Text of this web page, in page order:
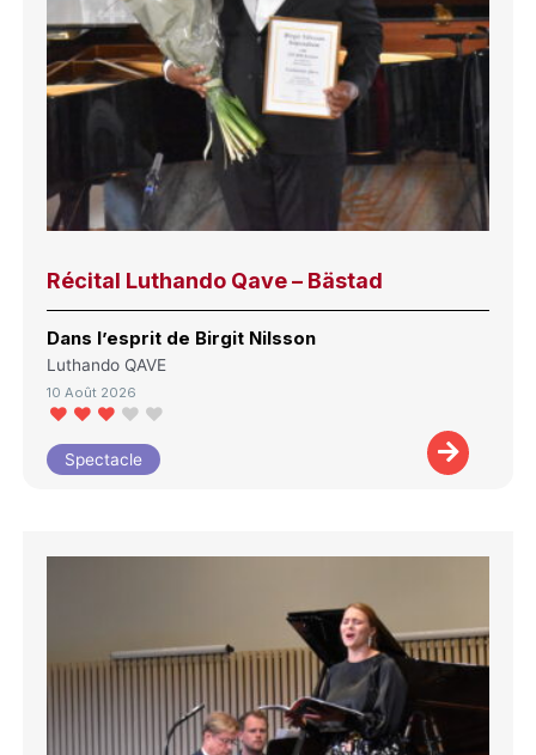
Récital Luthando Qave – Bästad
Dans l’esprit de Birgit Nilsson
Luthando QAVE
10 Août 2026
Spectacle